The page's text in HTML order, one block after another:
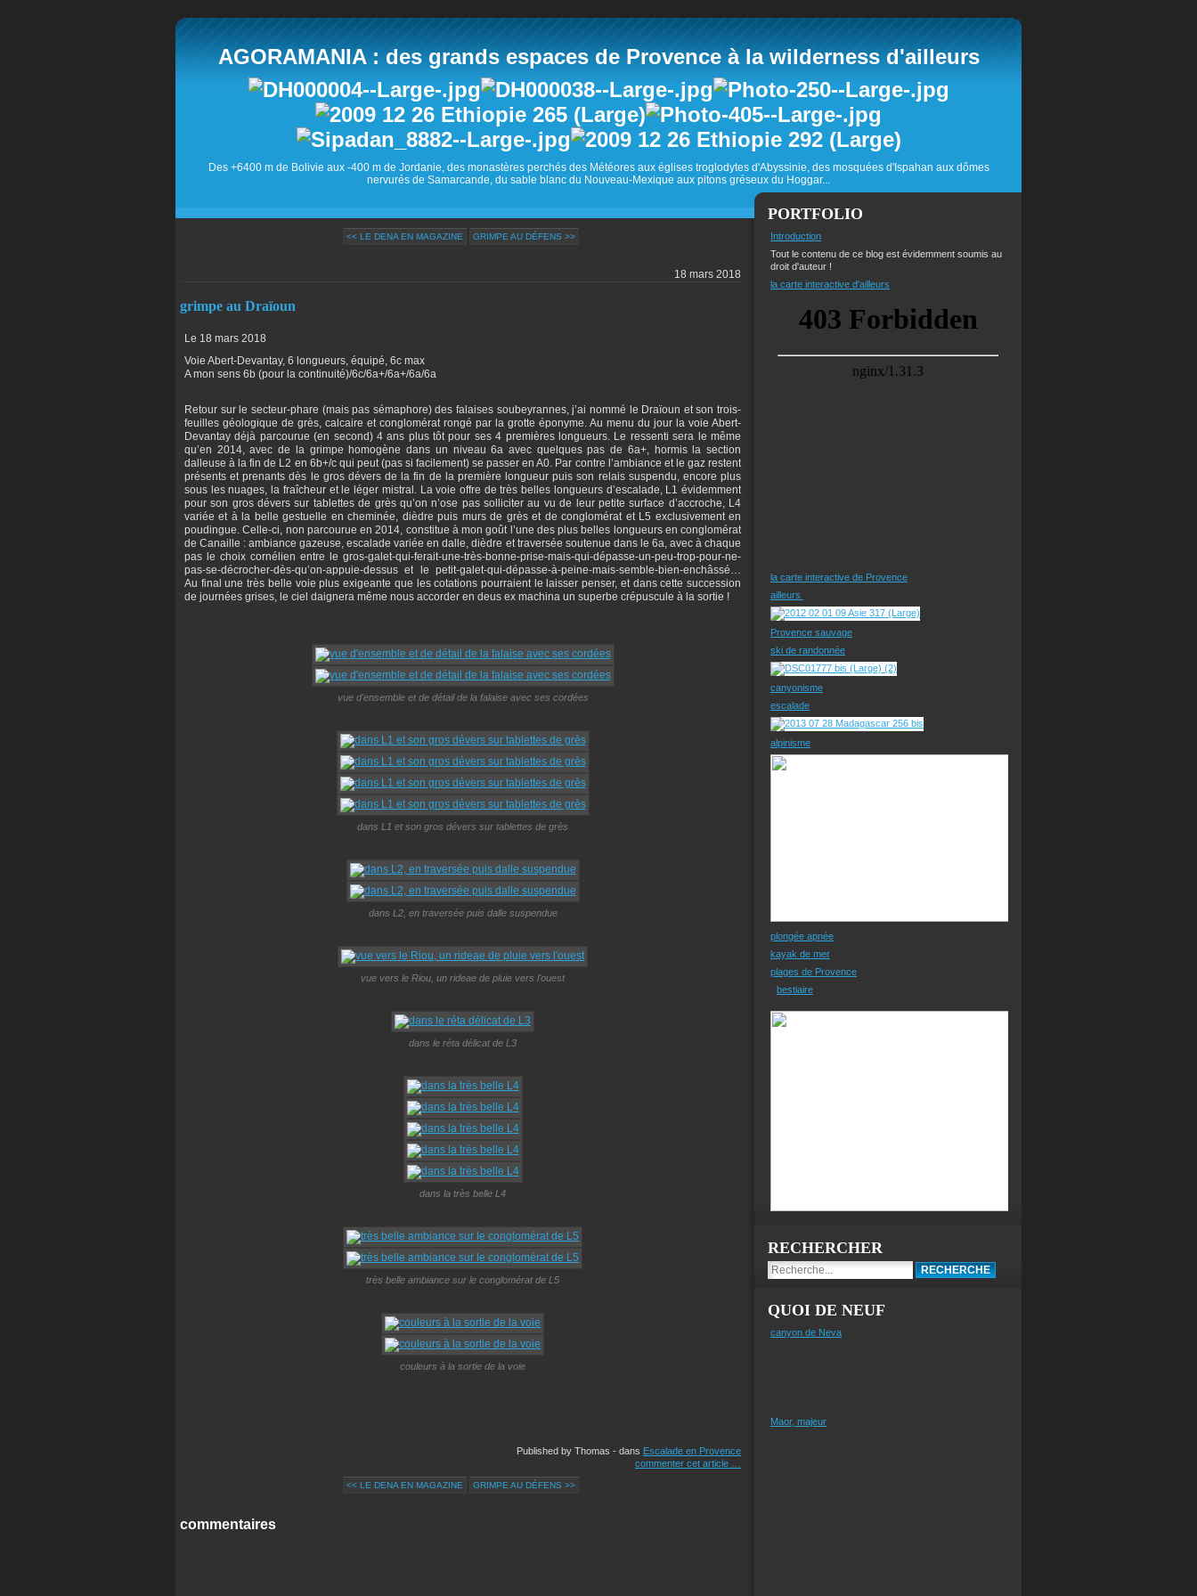
AGORAMANIA : des grands espaces de Provence à la wilderness d'ailleurs
Des +6400 m de Bolivie aux -400 m de Jordanie, des monastères perchés des Météores aux églises troglodytes d'Abyssinie, des mosquées d'Ispahan aux dômes
nervurés de Samarcande, du sable blanc du Nouveau-Mexique aux pitons gréseux du Hoggar...
<< LE DENA EN MAGAZINE GRIMPE AU DÉFENS >>
18 mars 2018
grimpe au Draïoun
Le 18 mars 2018
Voie Abert-Devantay, 6 longueurs, équipé, 6c max
A mon sens 6b (pour la continuité)/6c/6a+/6a+/6a/6a
Retour sur le secteur-phare (mais pas sémaphore) des falaises soubeyrannes, j’ai nommé le Draïoun et son trois-
feuilles géologique de grès, calcaire et conglomérat rongé par la grotte éponyme. Au menu du jour la voie Abert-
Devantay déjà parcourue (en second) 4 ans plus tôt pour ses 4 premières longueurs. Le ressenti sera le même
qu’en 2014, avec de la grimpe homogène dans un niveau 6a avec quelques pas de 6a+, hormis la section
dalleuse à la fin de L2 en 6b+/c qui peut (pas si facilement) se passer en A0. Par contre l’ambiance et le gaz restent
présents et prenants dès le gros dévers de la fin de la première longueur puis son relais suspendu, encore plus
sous les nuages, la fraîcheur et le léger mistral. La voie offre de très belles longueurs d’escalade, L1 évidemment
pour son gros dévers sur tablettes de grès qu’on n’ose pas solliciter au vu de leur petite surface d’accroche, L4
variée et à la belle gestuelle en cheminée, dièdre puis murs de grès et de conglomérat et L5 exclusivement en
poudingue. Celle-ci, non parcourue en 2014, constitue à mon goût l’une des plus belles longueurs en conglomérat
de Canaille : ambiance gazeuse, escalade variée en dalle, dièdre et traversée soutenue dans le 6a, avec à chaque
pas le choix cornélien entre le gros-galet-qui-ferait-une-très-bonne-prise-mais-qui-dépasse-un-peu-trop-pour-ne-
pas-se-décrocher-dès-qu’on-appuie-dessus et le petit-galet-qui-dépasse-à-peine-mais-semble-bien-enchâssé…
Au final une très belle voie plus exigeante que les cotations pourraient le laisser penser, et dans cette succession
de journées grises, le ciel daignera même nous accorder en deus ex machina un superbe crépuscule à la sortie !
vue d'ensemble et de détail de la falaise avec ses cordées
dans L1 et son gros dévers sur tablettes de grès
dans L2, en traversée puis dalle suspendue
vue vers le Riou, un rideae de pluie vers l'ouest
dans le réta délicat de L3
dans la très belle L4
très belle ambiance sur le conglomérat de L5
couleurs à la sortie de la voie
Published by Thomas - dans Escalade en Provence
commenter cet article
<< LE DENA EN MAGAZINE GRIMPE AU DÉFENS >>
commentaires
PORTFOLIO
Introduction
Tout le contenu de ce blog est évidemment soumis au
droit d'auteur !
la carte interactive d'ailleurs
la carte interactive de Provence
ailleurs
Provence sauvage
ski de randonnée
canyonisme
escalade
alpinisme
plongée apnée
kayak de mer
plages de Provence
bestiaire
RECHERCHER
QUOI DE NEUF
canyon de Neva
Maor, majeur